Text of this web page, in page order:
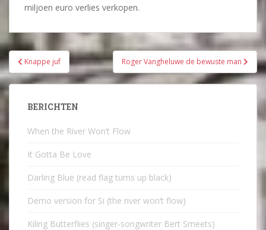
miljoen euro verlies verkopen.
Bericht
navigatie
Knappe juf Roger Vangheluwe de bewuste man
BERICHTEN
When the River Won’t Flow
It Gotta Be Love
Darling Blue (read flag turns up black)
Demo version for Si (the river won’t flow)
Kiling Butterflies (singer-songwriter Bert Smeets)